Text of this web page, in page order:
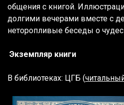
общения с книгой.
долгими вечерами вместе с
неторопливые беседы о
Экземпляр книги
В библиотеках: ЦГБ (